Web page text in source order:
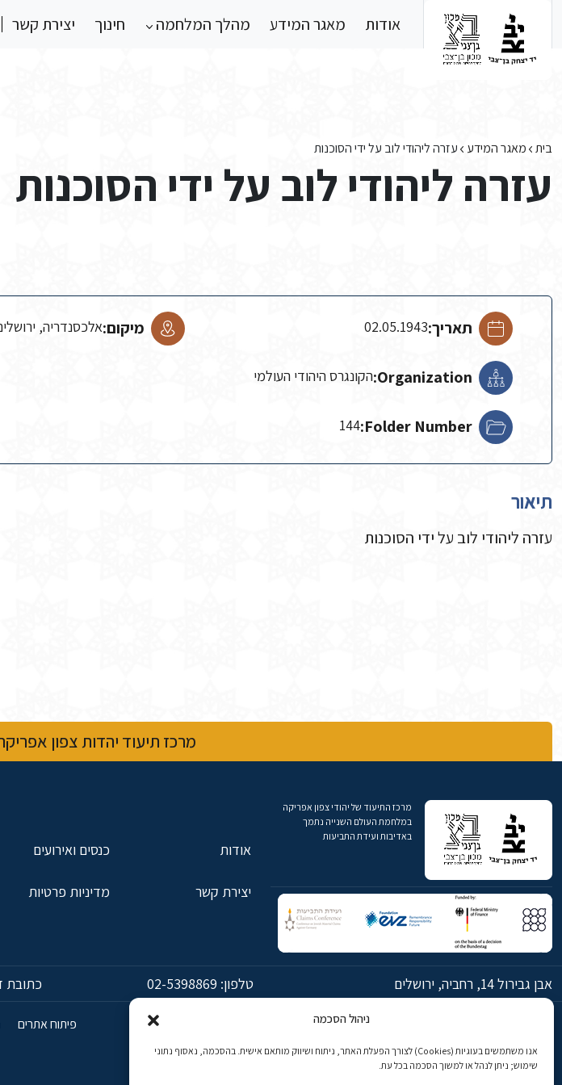
ניהול הסכמה
אנו משתמשים בעוגיות (Cookies) לצורך הפעלת האתר, ניתוח ושיווק מותאם אישית. בהסכמה, נאסוף נתוני
שימוש; ניתן לנהל או למשוך הסכמה בכל עת.
אודות מאגר המידע מהלך המלחמה חינוך יצירת קשר
בית מאגר המידע עזרה ליהודי לוב על ידי הסוכנות
עזרה ליהודי לוב על ידי הסוכנות
תאריך:02.05.1943 מיקום:אלכסנדריה,
Organization: הקונגרס היהודי העולמי
Folder Number:
144
תיאור
עזרה ליהודי לוב על ידי הסוכנות
מרכז תיעוד יהדות צפון
מרכז התיעוד של יהודי צפון אפריקה
במלחמת העולם השנייה נתמך
באדיבות ועידת התביעות
אודות כנסים ואירועים
יצירת קשר מדיניות פרטיות
אבן גבירול 14, רחביה, ירושלים טלפון: 02-5398869 כתובת
© כל הזכויות שמורות ליד יצחק בן-צבי ירושלים פיתוח אתרים